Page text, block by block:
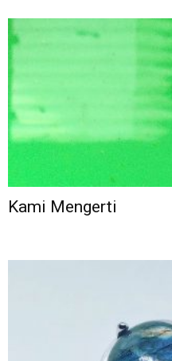
Kami Mengerti